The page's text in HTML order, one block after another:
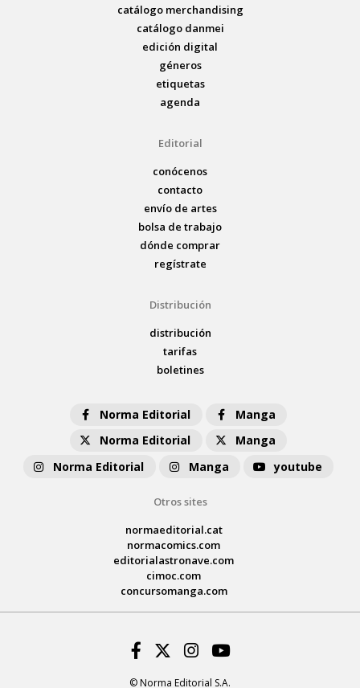
catálogo merchandising
catálogo danmei
edición digital
géneros
etiquetas
agenda
Editorial
conócenos
contacto
envío de artes
bolsa de trabajo
dónde comprar
regístrate
Distribución
distribución
tarifas
boletines
Norma Editorial
Manga
Norma Editorial
Manga
Norma Editorial
Manga youtube
Otros sites
normaeditorial.cat
normacomics.com
editorialastronave.com
cimoc.com
concursomanga.com
© Norma Editorial S.A.
Facebook
Twitter
Instagram
Youtube